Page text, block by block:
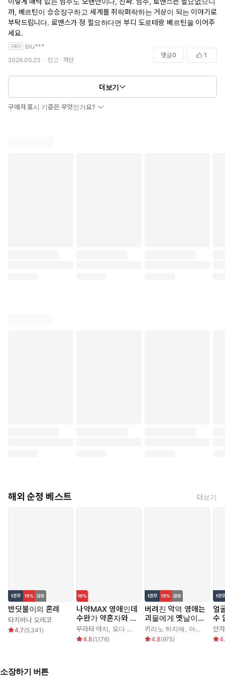
까, 베르틴이 승승장구하고 세계를 쥐락펴락하는 거상이 되는 이야기로
부탁드립니다. 로맨스가 정 필요하다면 부디 도로테랑 베르틴을 이어주
세요.
blu***
2026.05.23 신고 차단
댓글0 1
더보기
구매자 표시 기준은 무엇인가요?
해외 순정 베스트 더보기
반딧불이의 혼례
타치바나 오레코
4.7 (5,341 )
나약MAX 영애인데
수완가 약혼자와 내
기를 하고 말았다
무라타 아지, 오다 히로
4.8(1,176)
버려진 악역 영애는
괴물에게 옛날이야
기를 들려준다
키리노 하지메, 아키자와 에데
4.8(975)
얼
수
안
소장하기 버튼